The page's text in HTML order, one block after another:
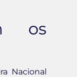
os
Nacional